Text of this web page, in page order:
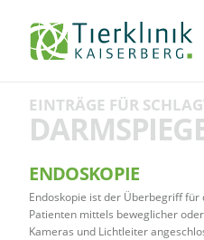
KLINIK
CHIRURGIE
AUGENHEILKUNDE
KARDIOLOGIE
BILDGEBUNG
INNERE MEDIZIN
WEITERE
AKTUELLES
LEXIKON
KONTAKT
Tierklinik
Kaiserberg
EINTRÄGE FÜR
ENDOSKOPIE
Endoskopie ist der Überbegriff
Patienten mittels beweglicher
Kameras und Lichtleiter